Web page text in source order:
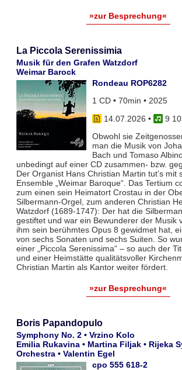
»zur Besprechung«
La Piccola Serenissimia
Musik für den Grafen Watzdorf
Weimar Barock
Rondeau ROP6282
1 CD • 70min • 2025
14.07.2026 •
9
Obwohl sie
man die Musik von
Bach und Tomaso
unbedingt auf einer CD zusammen- bzw.
Der Organist Hans Christian Martin tut’s mit
Ensemble „Weimar Baroque“. Das Tertium
zum einen sein Heimatort Crostau in der
Silbermann-Orgel, zum anderen Christian
Watzdorf (1689-1747): Der hat die
gestiftet und war ein Bewunderer der Musik
ihm sein berühmtes Opus 8 gewidmet hat,
von sechs Sonaten und sechs Suiten. So
einer „Piccola Serenissima“ – so auch der
und einer Heimstätte qualitätsvoller
Christian Martin als Kantor weiter fördert.
»zur Besprechung«
Boris Papandopulo
Symphony No. 2 • Vrzino Kolo
Emilia Rukavina • Martina Filjak • Rijeka
Orchestra • Valentin Egel
cpo 555 618-2